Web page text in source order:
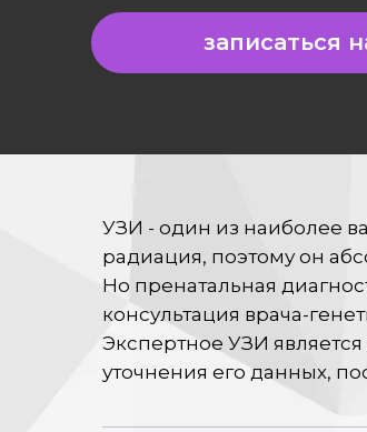
УЗИ для всей
записаться
УЗИ - один из наиболее
радиация, поэтому он
Но пренатальная
консультация врача-
Экспертное УЗИ
уточнения его данных,